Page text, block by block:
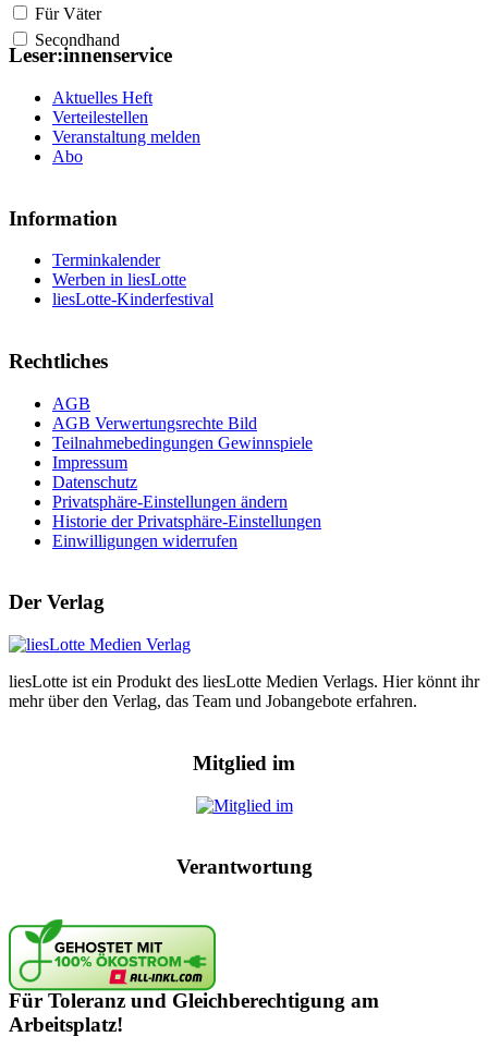
Für Väter
Secondhand
Leser:innenservice
Aktuelles Heft
Verteilestellen
Veranstaltung melden
Abo
Information
Terminkalender
Werben in liesLotte
liesLotte-Kinderfestival
Rechtliches
AGB
AGB Verwertungsrechte Bild
Teilnahmebedingungen Gewinnspiele
Impressum
Datenschutz
Privatsphäre-Einstellungen ändern
Historie der Privatsphäre-Einstellungen
Einwilligungen widerrufen
Der Verlag
liesLotte ist ein Produkt des liesLotte Medien Verlags. Hier könnt ihr
mehr über den Verlag, das Team und Jobangebote erfahren.
Mitglied im
Verantwortung
Für Toleranz und Gleichberechtigung am
Arbeitsplatz!